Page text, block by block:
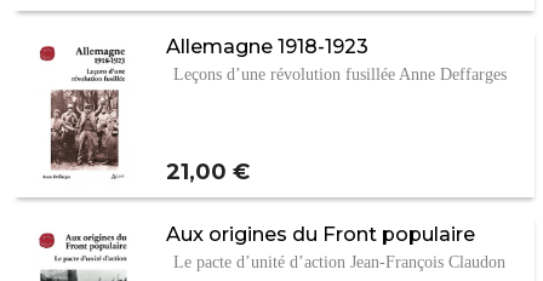
Allemagne 1918-1923
Leçons d’une révolution fusillée Anne Deffarges
Prix
21,00 €
Aux origines du Front populaire
Le pacte d’unité d’action Jean-François Claudon